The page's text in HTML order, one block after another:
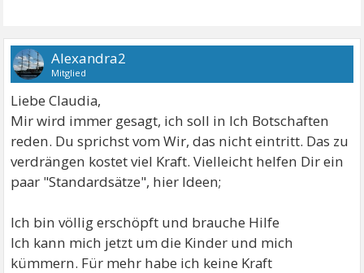
Alexandra2
Mitglied
Liebe Claudia,
Mir wird immer gesagt, ich soll in Ich Botschaften
reden. Du sprichst vom Wir, das nicht eintritt. Das zu
verdrängen kostet viel Kraft. Vielleicht helfen Dir ein
paar "Standardsätze", hier Ideen;
Ich bin völlig erschöpft und brauche Hilfe
Ich kann mich jetzt um die Kinder und mich
kümmern. Für mehr habe ich keine Kraft